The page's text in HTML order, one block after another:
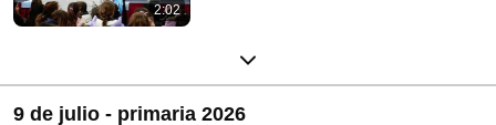
2:02
9 de julio - primaria 2026